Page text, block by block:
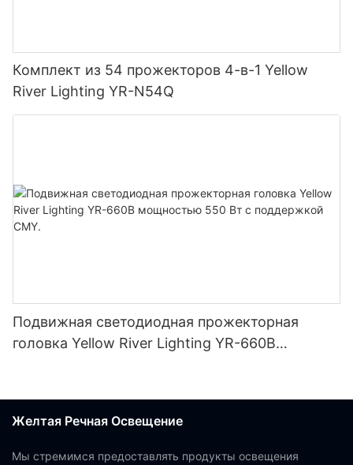
Комплект из 54 прожекторов 4-в-1 Yellow
River Lighting YR-N54Q
Подвижная светодиодная прожекторная
головка Yellow River Lighting YR-660B
Желтая Речная Освещение
Мы стремимся предоставлять продукты освещения